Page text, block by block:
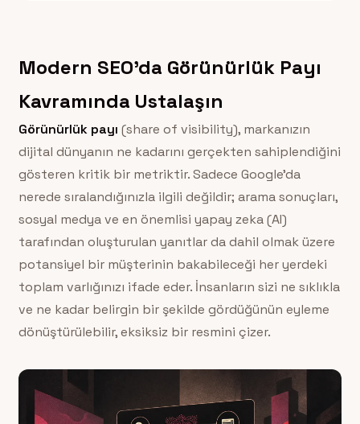
Modern SEO’da Görünürlük Payı
Kavramında Ustalaşın
Görünürlük payı (share of visibility), markanızın
dijital dünyanın ne kadarını gerçekten sahiplendiğini
gösteren kritik bir metriktir. Sadece Google’da
nerede sıralandığınızla ilgili değildir; arama sonuçları,
sosyal medya ve en önemlisi yapay zeka (AI)
tarafından oluşturulan yanıtlar da dahil olmak üzere
potansiyel bir müşterinin bakabileceği her yerdeki
toplam varlığınızı ifade eder. İnsanların sizi ne sıklıkla
ve ne kadar belirgin bir şekilde gördüğünün eyleme
dönüştürülebilir, eksiksiz bir resmini çizer.